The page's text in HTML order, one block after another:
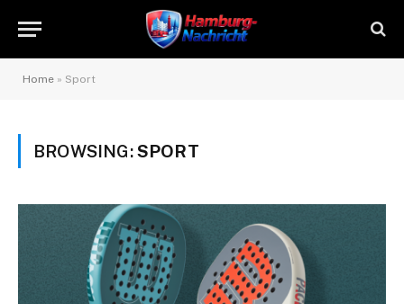
Home » Sport
BROWSING:SPORT